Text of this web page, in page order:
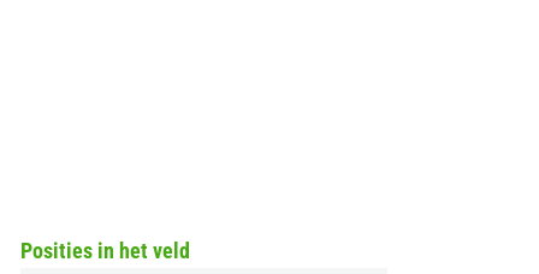
Posities in het veld